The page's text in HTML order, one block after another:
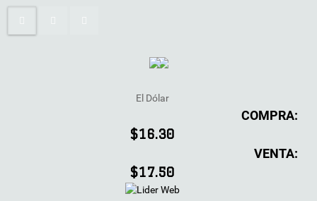
El Dólar
COMPRA:
$16.30
VENTA:
$17.50